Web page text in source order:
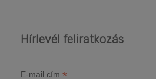
Hírlevél feliratkozás
E-mail cím *